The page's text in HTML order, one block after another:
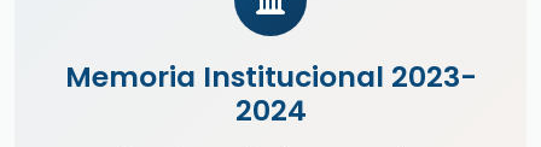
Memoria Institucional 2023-
2024